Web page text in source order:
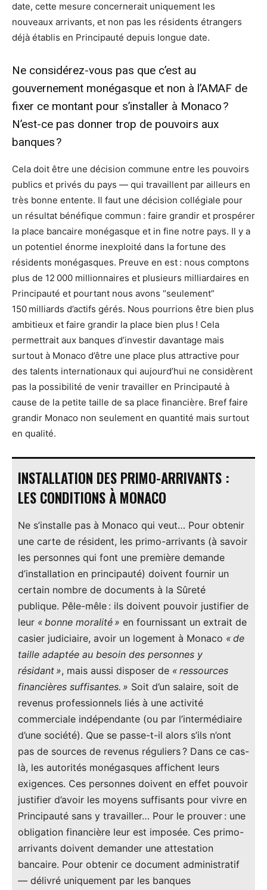
date, cette mesure concernerait uniquement les
nouveaux arrivants, et non pas les résidents étrangers
déjà établis en Principauté depuis longue date.
Ne considérez-vous pas que c’est au
gouvernement monégasque et non à l’AMAF de
fixer ce montant pour s’installer à Monaco ?
N’est-ce pas donner trop de pouvoirs aux
banques ?
Cela doit être une décision commune entre les pouvoirs
publics et privés du pays — qui travaillent par ailleurs en
très bonne entente. Il faut une décision collégiale pour
un résultat bénéfique commun : faire grandir et prospérer
la place bancaire monégasque et in fine notre pays. Il y a
un potentiel énorme inexploité dans la fortune des
résidents monégasques. Preuve en est : nous comptons
plus de 12 000 millionnaires et plusieurs milliardaires en
Principauté et pourtant nous avons “seulement”
150 milliards d’actifs gérés. Nous pourrions être bien plus
ambitieux et faire grandir la place bien plus ! Cela
permettrait aux banques d’investir davantage mais
surtout à Monaco d’être une place plus attractive pour
des talents internationaux qui aujourd’hui ne considèrent
pas la possibilité de venir travailler en Principauté à
cause de la petite taille de sa place financière. Bref faire
grandir Monaco non seulement en quantité mais surtout
en qualité.
INSTALLATION DES PRIMO-ARRIVANTS :
LES CONDITIONS À MONACO
Ne s’installe pas à Monaco qui veut… Pour obtenir
une carte de résident, les primo-arrivants (à savoir
les personnes qui font une première demande
d’installation en principauté) doivent fournir un
certain nombre de documents à la Sûreté
publique. Pêle-mêle : ils doivent pouvoir justifier de
leur « bonne moralité » en fournissant un extrait de
casier judiciaire, avoir un logement à Monaco « de
taille adaptée au besoin des personnes y
résidant », mais aussi disposer de « ressources
financières suffisantes. » Soit d’un salaire, soit de
revenus professionnels liés à une activité
commerciale indépendante (ou par l’intermédiaire
d’une société). Que se passe-t-il alors s’ils n’ont
pas de sources de revenus réguliers ? Dans ce cas-
là, les autorités monégasques affichent leurs
exigences. Ces personnes doivent en effet pouvoir
justifier d’avoir les moyens suffisants pour vivre en
Principauté sans y travailler… Pour le prouver : une
obligation financière leur est imposée. Ces primo-
arrivants doivent demander une attestation
bancaire. Pour obtenir ce document administratif
— délivré uniquement par les banques